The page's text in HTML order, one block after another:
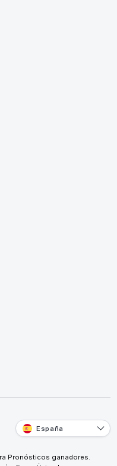
España
Pronósticos ganadores.